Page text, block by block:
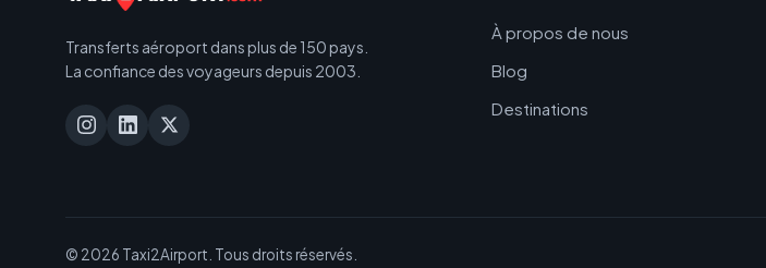
Transferts aéroport dans plus de 150 pays.
La confiance des voyageurs depuis 2003.
À propos de nous
Blog
Destinations
© 2026 Taxi2Airport. Tous droits réservés.